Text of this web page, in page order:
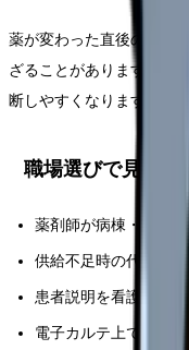
薬が変わった直後の違和
ざることがあります。時
断しやすくなります。
職場選びで見るポ
薬剤師が病棟・外来
供給不足時の代替薬
患者説明を看護師だ
電子カルテ上で変更理